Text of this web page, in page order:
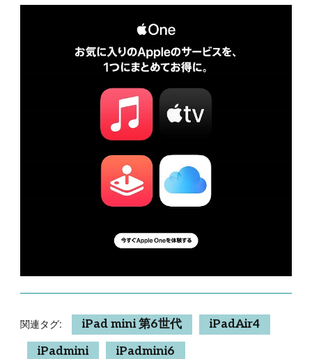
関連タグ: iPad mini 第6世代
iPadAir4
iPadmini
iPadmini6